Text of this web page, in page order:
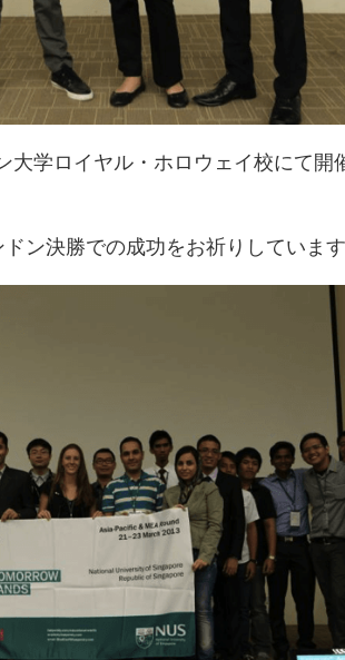
大学ロイヤル・ホロウェイ校にて開
ン決勝での成功をお祈りしています